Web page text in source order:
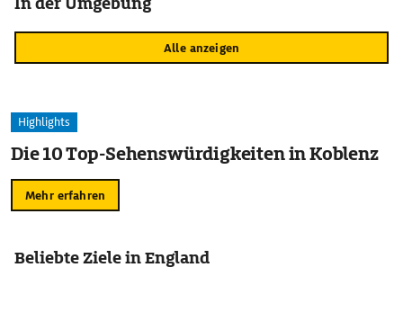
Alle anzeigen
Highlights
Die 10 Top-Sehenswürdigkeiten in Koblenz
Mehr erfahren
Beliebte Ziele in England